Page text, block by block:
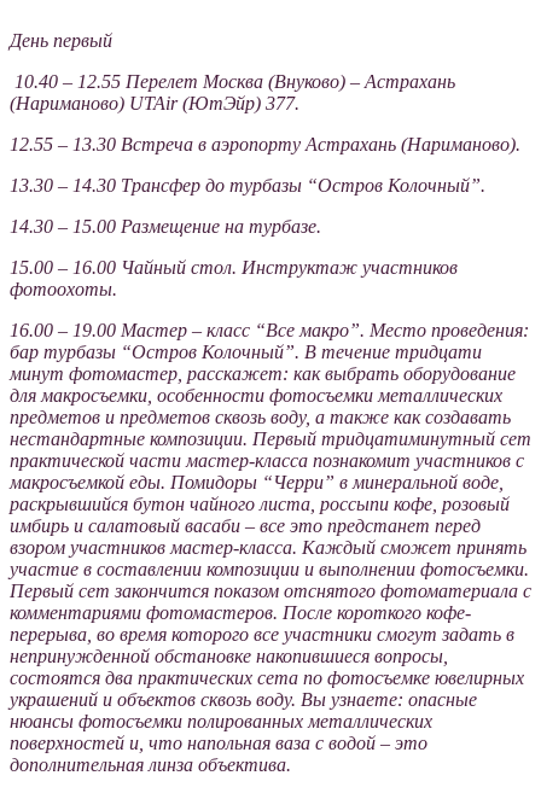
День первый
10.40 – 12.55 Перелет Москва (Внуково) – Астрахань
(Нариманово) UTAir (ЮтЭйр) 377.
12.55 – 13.30 Встреча в аэропорту Астрахань (Нариманово).
13.30 – 14.30 Трансфер до турбазы “Остров Колочный”.
14.30 – 15.00 Размещение на турбазе.
15.00 – 16.00 Чайный стол. Инструктаж участников
фотоохоты.
16.00 – 19.00 Мастер – класс “Все макро”. Место проведения:
бар турбазы “Остров Колочный”. В течение тридцати
минут фотомастер, расскажет: как выбрать оборудование
для макросъемки, особенности фотосъемки металлических
предметов и предметов сквозь воду, а также как создавать
нестандартные композиции. Первый тридцатиминутный сет
практической части мастер-класса познакомит участников с
макросъемкой еды. Помидоры “Черри” в минеральной воде,
раскрывшийся бутон чайного листа, россыпи кофе, розовый
имбирь и салатовый васаби – все это предстанет перед
взором участников мастер-класса. Каждый сможет принять
участие в составлении композиции и выполнении фотосъемки.
Первый сет закончится показом отснятого фотоматериала с
комментариями фотомастеров. После короткого кофе-
перерыва, во время которого все участники cмогут задать в
непринужденной обстановке накопившиеся вопросы,
состоятся два практических сета по фотосъемке ювелирных
украшений и объектов сквозь воду. Вы узнаете: опасные
нюансы фотосъемки полированных металлических
поверхностей и, что напольная ваза с водой – это
дополнительная линза объектива.